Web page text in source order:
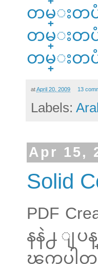
တမ္းတပံု
တမ္းတပံု
တမ္းတပံု
atApril 20, 2009 13
Labels:
Apr 15,
Solid
PDF
နနဲ႕ ျ
ၾကပါတ